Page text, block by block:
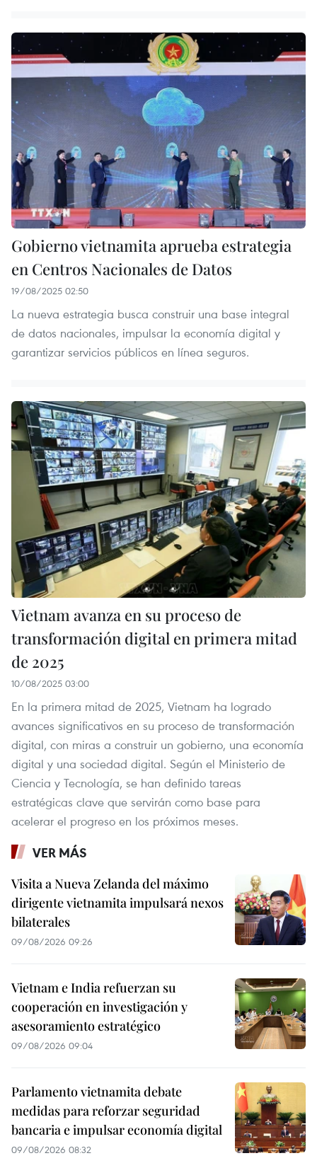
Gobierno vietnamita aprueba estrategia
en Centros Nacionales de Datos
19/08/2025 02:50
La nueva estrategia busca construir una base integral
de datos nacionales, impulsar la economía digital y
garantizar servicios públicos en línea seguros.
Vietnam avanza en su proceso de
transformación digital en primera mitad
de 2025
10/08/2025 03:00
En la primera mitad de 2025, Vietnam ha logrado
avances significativos en su proceso de transformación
digital, con miras a construir un gobierno, una economía
digital y una sociedad digital. Según el Ministerio de
Ciencia y Tecnología, se han definido tareas
estratégicas clave que servirán como base para
acelerar el progreso en los próximos meses.
VER MÁS
Visita a Nueva Zelanda del máximo
dirigente vietnamita impulsará nexos
bilaterales
09/08/2026 09:26
Vietnam e India refuerzan su
cooperación en investigación y
asesoramiento estratégico
09/08/2026 09:04
Parlamento vietnamita debate
medidas para reforzar seguridad
bancaria e impulsar economía digital
09/08/2026 08:32